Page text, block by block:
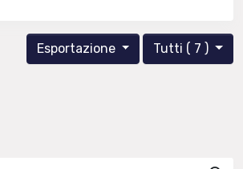
Tutti ( 7 )
Esportazione